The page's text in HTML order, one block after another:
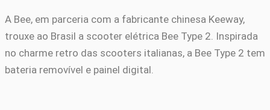
A Bee, em parceria com a fabricante chinesa Keeway,
trouxe ao Brasil a scooter elétrica Bee Type 2. Inspirada
no charme retro das scooters italianas, a Bee Type 2 tem
bateria removível e painel digital.